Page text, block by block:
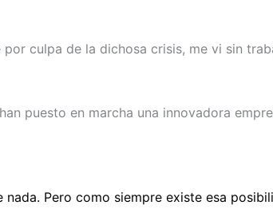
culpa de la dichosa crisis, me vi sin
puesto en marcha una innovadora
Pero como siempre existe esa